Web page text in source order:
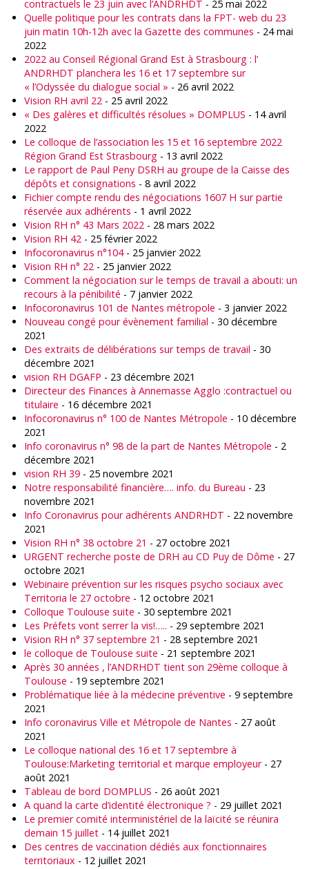
contractuels le 23 juin avec l’ANDRHDT - 25 mai 2022
Quelle politique pour les contrats dans la FPT- web du 23
juin matin 10h-12h avec la Gazette des communes - 24 mai
2022
2022 au Conseil Régional Grand Est à Strasbourg : l’
ANDRHDT planchera les 16 et 17 septembre sur
« l’Odyssée du dialogue social » - 26 avril 2022
Vision RH avril 22 - 25 avril 2022
« Des galères et difficultés résolues » DOMPLUS - 14 avril
2022
Le colloque de l’association les 15 et 16 septembre 2022
Région Grand Est Strasbourg - 13 avril 2022
Le rapport de Paul Peny DSRH au groupe de la Caisse des
dépôts et consignations - 8 avril 2022
Fichier compte rendu des négociations 1607 H sur partie
réservée aux adhérents - 1 avril 2022
Vision RH n° 43 Mars 2022 - 28 mars 2022
Vision RH 42 - 25 février 2022
Infocoronavirus n°104- 25 janvier 2022
Vision RH n° 22 - 25 janvier 2022
Comment la négociation sur le temps de travail a abouti: un
recours à la pénibilité - 7 janvier 2022
Infocoronavirus 101 de Nantes métropole - 3 janvier 2022
Nouveau congé pour évènement familial - 30 décembre
2021
Des extraits de délibérations sur temps de travail - 30
décembre 2021
vision RH DGAFP - 23 décembre 2021
Directeur des Finances à Annemasse Agglo :contractuel ou
titulaire - 16 décembre 2021
Infocoronavirus n° 100 de Nantes Métropole - 10 décembre
2021
Info coronavirus n° 98 de la part de Nantes Métropole - 2
décembre 2021
vision RH 39 - 25 novembre 2021
Notre responsabilité financière…. info. du Bureau - 23
novembre 2021
Info Coronavirus pour adhérents ANDRHDT - 22 novembre
2021
Vision RH n° 38 octobre 21 - 27 octobre 2021
URGENT recherche poste de DRH au CD Puy de Dôme - 27
octobre 2021
Webinaire prévention sur les risques psycho sociaux avec
Territoria le 27 octobre - 12 octobre 2021
Colloque Toulouse suite - 30 septembre 2021
Les Préfets vont serrer la vis!….. - 29 septembre 2021
Vision RH n° 37 septembre 21 - 28 septembre 2021
le colloque de Toulouse suite - 21 septembre 2021
Après 30 années , l’ANDRHDT tient son 29ème colloque à
Toulouse - 19 septembre 2021
Problématique liée à la médecine préventive - 9 septembre
2021
Info coronavirus Ville et Métropole de Nantes - 27 août
2021
Le colloque national des 16 et 17 septembre à
Toulouse:Marketing territorial et marque employeur- 27
août 2021
Tableau de bord DOMPLUS - 26 août 2021
A quand la carte d’identité électronique ? - 29 juillet 2021
Le premier comité interministériel de la laïcité se réunira
demain 15 juillet - 14 juillet 2021
Des centres de vaccination dédiés aux fonctionnaires
territoriaux - 12 juillet 2021